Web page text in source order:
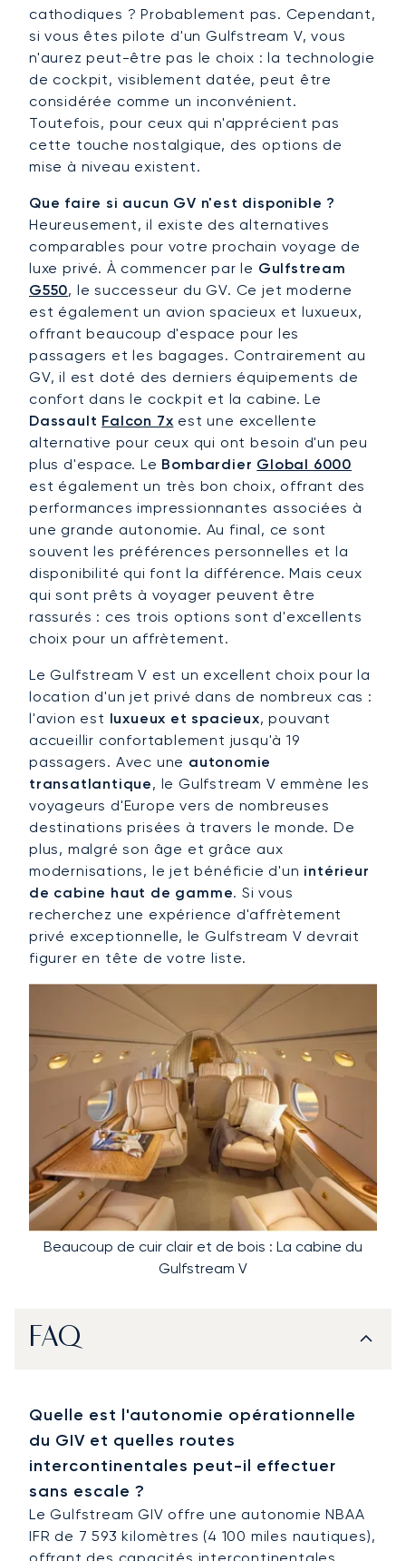
cathodiques ? Probablement pas. Cependant,
si vous êtes pilote d'un Gulfstream V, vous
n'aurez peut-être pas le choix : la technologie
de cockpit, visiblement datée, peut être
considérée comme un inconvénient.
Toutefois, pour ceux qui n'apprécient pas
cette touche nostalgique, des options de
mise à niveau existent.
Que faire si aucun GV n'est disponible ?
Heureusement, il existe des alternatives
comparables pour votre prochain voyage de
luxe privé. À commencer par le Gulfstream
G550, le successeur du GV. Ce jet moderne
est également un avion spacieux et luxueux,
offrant beaucoup d'espace pour les
passagers et les bagages. Contrairement au
GV, il est doté des derniers équipements de
confort dans le cockpit et la cabine. Le
Dassault Falcon 7x est une excellente
alternative pour ceux qui ont besoin d'un peu
plus d'espace. Le Bombardier Global 6000
est également un très bon choix, offrant des
performances impressionnantes associées à
une grande autonomie. Au final, ce sont
souvent les préférences personnelles et la
disponibilité qui font la différence. Mais ceux
qui sont prêts à voyager peuvent être
rassurés : ces trois options sont d'excellents
choix pour un affrètement.
Le Gulfstream V est un excellent choix pour la
location d'un jet privé dans de nombreux cas :
l'avion est luxueux et spacieux, pouvant
accueillir confortablement jusqu'à 19
passagers. Avec une autonomie
transatlantique, le Gulfstream V emmène les
voyageurs d'Europe vers de nombreuses
destinations prisées à travers le monde. De
plus, malgré son âge et grâce aux
modernisations, le jet bénéficie d'un intérieur
de cabine haut de gamme. Si vous
recherchez une expérience d'affrètement
privé exceptionnelle, le Gulfstream V devrait
figurer en tête de votre liste.
Beaucoup de cuir clair et de bois : La cabine du
Gulfstream V
FAQ
Quelle est l'autonomie opérationnelle
du GIV et quelles routes
intercontinentales peut-il effectuer
sans escale ?
Le Gulfstream GIV offre une autonomie NBAA
IFR de 7 593 kilomètres (4 100 miles nautiques),